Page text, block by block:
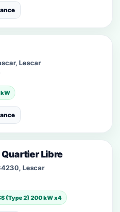
Lescar
Libre
Lescar
(Type 2) 200 kW x4